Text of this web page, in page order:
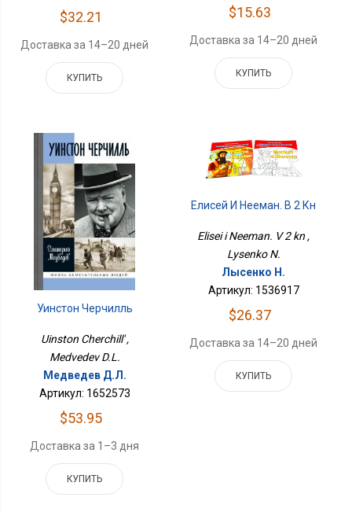
$32.21
Доставка за 14–20 дней
КУПИТЬ
$15.63
Доставка за 14–20 дней
КУПИТЬ
Уинстон Черчилль
Uinston Cherchill' ,
Medvedev D.L.
Медведев Д.Л.
Артикул: 1652573
$53.95
Доставка за 1–3 дня
КУПИТЬ
Елисей И Нееман. В 2 Кн
Elisei i Neeman. V 2 kn ,
Lysenko N.
Лысенко Н.
Артикул: 1536917
$26.37
Доставка за 14–20 дней
КУПИТЬ